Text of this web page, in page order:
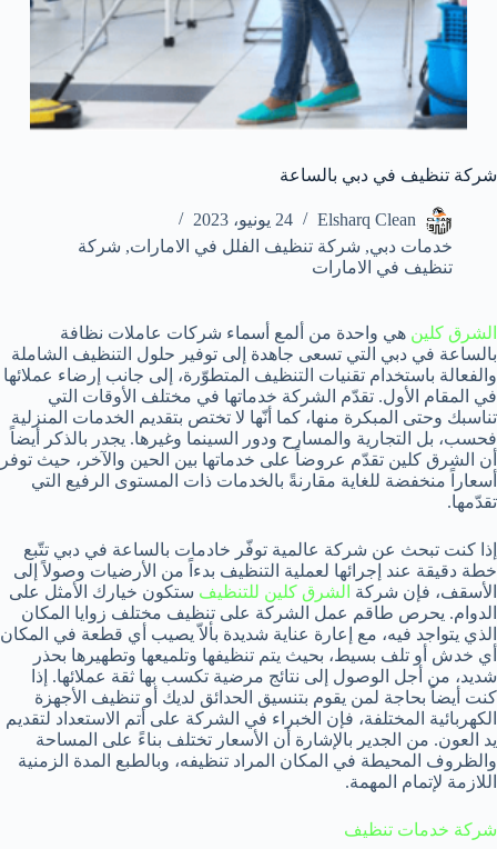
شركة تنظيف في دبي بالساعة
Elsharq Clean
24 يونيو، 2023
خدمات دبي, شركة تنظيف الفلل في الامارات, شركة
تنظيف في الامارات
الشرق كلين هي واحدة من ألمع أسماء شركات عاملات نظافة
بالساعة في دبي التي تسعى جاهدة إلى توفير حلول التنظيف الشاملة
والفعالة باستخدام تقنيات التنظيف المتطوّرة، إلى جانب إرضاء عملائها
في المقام الأول. تقدّم الشركة خدماتها في مختلف الأوقات التي
تناسبك وحتى المبكرة منها، كما أنّها لا تختص بتقديم الخدمات المنزلية
فحسب، بل التجارية والمسارح ودور السينما وغيرها. يجدر بالذكر أيضاً
أن الشرق كلين تقدّم عروضاً على خدماتها بين الحين والآخر، حيث توفر
أسعاراً منخفضة للغاية مقارنةً بالخدمات ذات المستوى الرفيع التي
تقدّمها.
إذا كنت تبحث عن شركة عالمية توفّر خادمات بالساعة في دبي تتّبع
خطة دقيقة عند إجرائها لعملية التنظيف بدءاً من الأرضيات وصولاً إلى
الأسقف، فإن شركة الشرق كلين للتنظيف ستكون خيارك الأمثل على
الدوام. يحرص طاقم عمل الشركة على تنظيف مختلف زوايا المكان
الذي يتواجد فيه، مع إعارة عناية شديدة بألاّ يصيب أي قطعة في المكان
أي خدش أو تلف بسيط، بحيث يتم تنظيفها وتلميعها وتطهيرها بحذر
شديد، من أجل الوصول إلى نتائج مرضية تكسب بها ثقة عملائها. إذا
كنت أيضاً بحاجة لمن يقوم بتنسيق الحدائق لديك أو تنظيف الأجهزة
الكهربائية المختلفة، فإن الخبراء في الشركة على أتم الاستعداد لتقديم
يد العون. من الجدير بالإشارة أن الأسعار تختلف بناءً على المساحة
والظروف المحيطة في المكان المراد تنظيفه، وبالطبع المدة الزمنية
اللازمة لإتمام المهمة.
شركة خدمات تنظيف